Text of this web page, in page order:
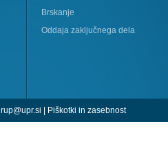
Brskanje
Oddaja zaključnega dela
rup@upr.si | Piškotki in zasebnost